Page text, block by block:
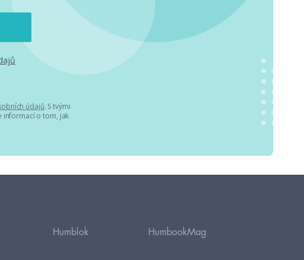
údajů. S tvými
informací o tom, jak
Humblok HumbookMag